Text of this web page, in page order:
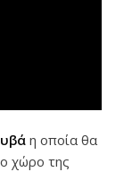
η οποία θα
χώρο της